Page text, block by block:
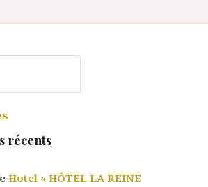
récents
Hotel « HÔTEL LA REINE